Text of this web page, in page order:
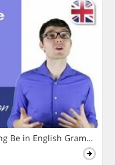
Be in English Grammar